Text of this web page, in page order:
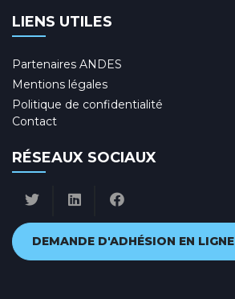
LIENS UTILES
Partenaires ANDES
Mentions légales
Politique de confidentialité
Contact
RÉSEAUX SOCIAUX
DEMANDE D'ADHÉSION EN LIGNE